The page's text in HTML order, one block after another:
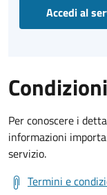
Accedi al
Per conoscere i
informazioni
servizio.
Termini e